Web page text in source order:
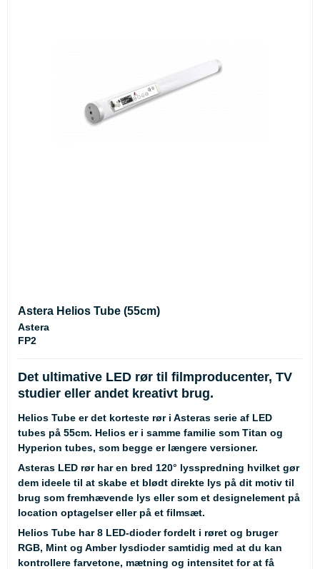
Astera Helios Tube (55cm)
Astera
FP2
Det ultimative LED rør til filmproducenter, TV
studier eller andet kreativt brug.
Helios Tube er det korteste rør i Asteras serie af LED
tubes på 55cm. Helios er i samme familie som Titan og
Hyperion tubes, som begge er længere versioner.
Asteras LED rør har en bred 120° lysspredning hvilket gør
dem ideele til at skabe et blødt direkte lys på dit motiv til
brug som fremhævende lys eller som et designelement på
location optagelser eller på et filmsæt.
Helios Tube har 8 LED-dioder fordelt i røret og bruger
RGB, Mint og Amber lysdioder samtidig med at du kan
kontrollere farvetone, mætning og intensitet for at få